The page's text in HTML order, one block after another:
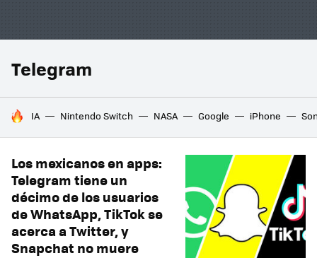
Telegram
HOY SE HABLA DE
IA Nintendo Switch NASA Google iPhone
Los mexicanos en apps:
Telegram tiene un
décimo de los usuarios
de WhatsApp, TikTok se
acerca a Twitter, y
Snapchat no muere